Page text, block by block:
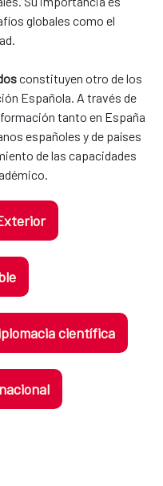
globales como el
constituyen otro de los
Española. A través de
tanto en España
españoles y de países
de las capacidades
científica